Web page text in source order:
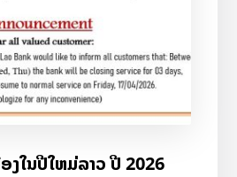
ງໃນປີໃຫມ່ລາວ ປີ 2026